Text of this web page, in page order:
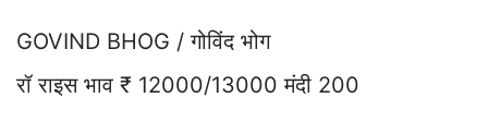
GOVIND BHOG / गोविंद भोग
रॉ राइस भाव ₹ 12000/13000 मंदी 200